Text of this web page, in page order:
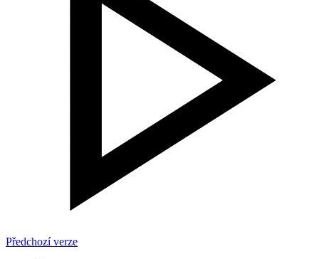
Předchozí verze